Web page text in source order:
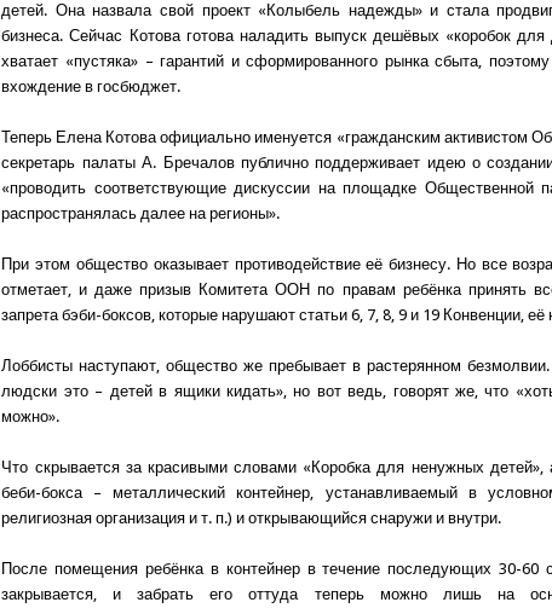
детей. Она назвала свой проект «Колыбель надежды» и стала
бизнеса. Сейчас Котова готова наладить выпуск дешёвых «коробок
хватает «пустяка» – гарантий и сформированного рынка сбыта,
вхождение в госбюджет.
Теперь Елена Котова официально именуется «гражданским активистом
секретарь палаты А. Бречалов публично поддерживает идею о
«проводить соответствующие дискуссии на площадке Общественной
распространялась далее на регионы».
При этом общество оказывает противодействие её бизнесу. Но все
отметает, и даже призыв Комитета ООН по правам ребёнка принять
запрета бэби-боксов, которые нарушают статьи 6, 7, 8, 9 и 19 Конвенции,
Лоббисты наступают, общество же пребывает в растерянном
людски это – детей в ящики кидать», но вот ведь, говорят же, что
можно».
Что скрывается за красивыми словами «Коробка для ненужных детей»,
беби-бокса – металлический контейнер, устанавливаемый в
религиозная организация и т. п.) и открывающийся снаружи и внутри.
После помещения ребёнка в контейнер в течение последующих 30-60
закрывается, и забрать его оттуда теперь можно лишь на